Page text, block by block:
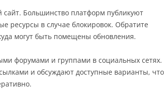
Большинство платформ публикуют
ресурсы в случае блокировок. Обратите
могут быть помещены обновления.
форумами и группами в социальных сетях.
и обсуждают доступные варианты, что